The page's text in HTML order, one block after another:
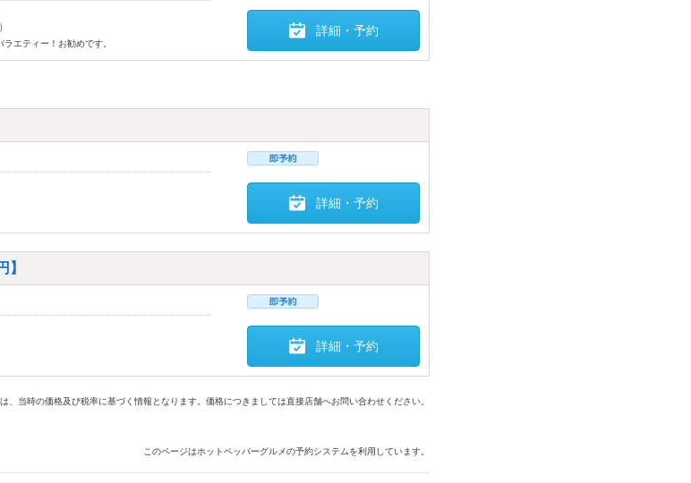
エティー！お勧めです。
詳細・予約
詳細・予約
】
詳細・予約
当時の価格及び税率に基づく情報となります。価格につきましては直接店舗へお問い合わせください。
このページはホットペッパーグルメの予約システムを利用しています。